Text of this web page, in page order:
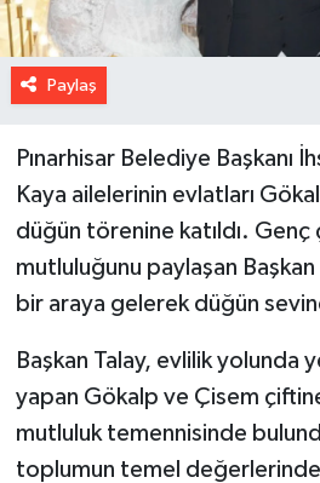
Paylaş
Pınarhisar Belediye Başkanı
Kaya ailelerinin evlatları
düğün törenine katıldı. Genç
mutluluğunu paylaşan
bir araya gelerek düğün
Başkan Talay, evlilik yolunda
yapan Gökalp ve Çisem
mutluluk temennisinde
toplumun temel